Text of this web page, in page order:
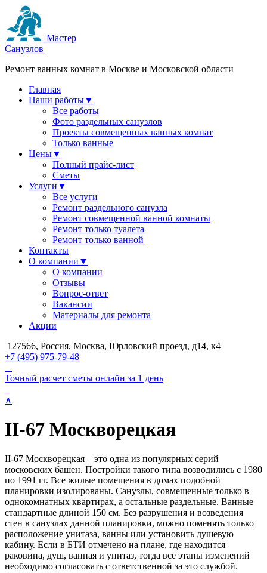
Мастер
Санузлов
Ремонт ванных комнат в Москве и Московской области
Главная
Наши работы▼
Все работы
Фото раздельных санузлов
Проекты совмещенных ванных комнат
Только ванные
Цены▼
Полный прайс-лист
Сметы
Услуги ▼
Все услуги
Ремонт раздельного санузла
Ремонт совмещенной ванной комнаты
Ремонт только туалета
Ремонт только ванной
Контакты
О компании ▼
О компании
Отзывы
Вопрос-ответ
Вакансии
Материалы для ремонта
Акции
127566, Россия, Москва, Юрловский проезд, д14, к4
+7 (495) 975-79-48
Точный расчет сметы онлайн за 1 день
∧
II-67 Москворецкая
II-67 Москворецкая – это одна из популярных серий
московских башен. Постройки такого типа возводились с 1980
по 1991 гг. Все жилые помещения в домах подобной
планировки изолированы. Санузлы, совмещенные только в
однокомнатных квартирах, а остальные раздельные. Ванные
стандартные длиной 150 см. Без разрушения и возведения
стен в санузлах данной планировки, можно поменять только
расположение унитаза, ванны или установить душевую
кабину. Если в БТИ отмечено на плане, где находится
раковина, душ, ванная и унитаз, тогда все этапы изменений
необходимо согласовать с ответственной за это службой.